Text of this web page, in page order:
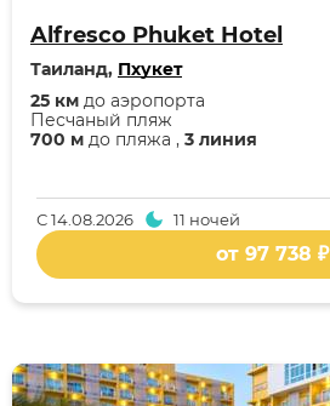
Alfresco Phuket Hotel
Таиланд, Пхукет
700 м до пляжа , 3 линия
Песчаный пляж
25 км до аэропорта
С14.08.2026 11 ночей
от 97 738 ₽